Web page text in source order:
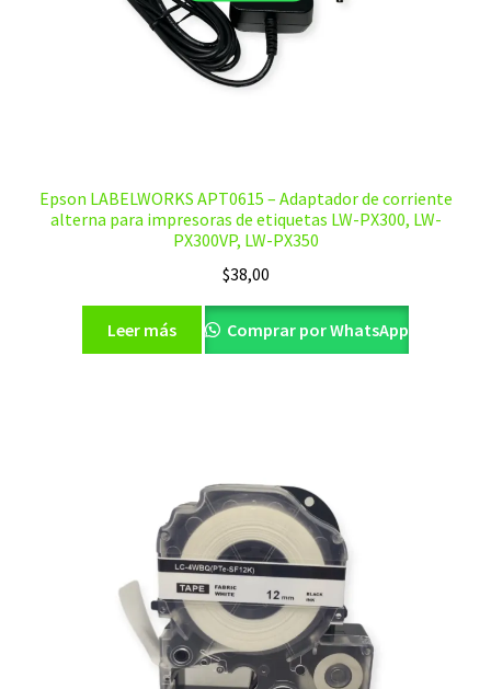
Epson LABELWORKS APT0615 – Adaptador de corriente
alterna para impresoras de etiquetas LW-PX300, LW-
PX300VP, LW-PX350
$38,00
Leer más Comprar por WhatsApp